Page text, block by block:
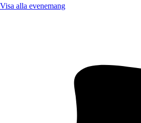
Visa alla evenemang